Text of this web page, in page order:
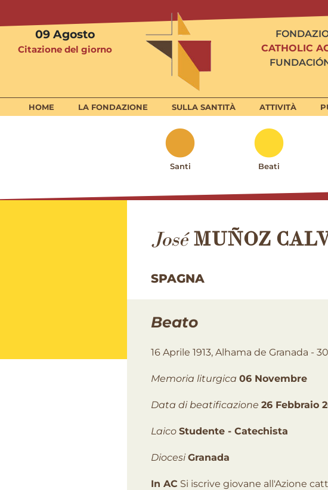
09 Agosto
Citazione del giorno
CATHOLIC
HOME LA FONDAZIONE SULLA SANTITÀ ATTIVITÀ
Santi Beati
José MUÑOZ
SPAGNA
Beato
16 Aprile 1913, Alhama de Granada -
Memoria liturgica 06 Novembre
Data di beatificazione 26 Febbraio
Laico Studente - Catechista
Diocesi Granada
In AC Si iscrive giovane all'Azione